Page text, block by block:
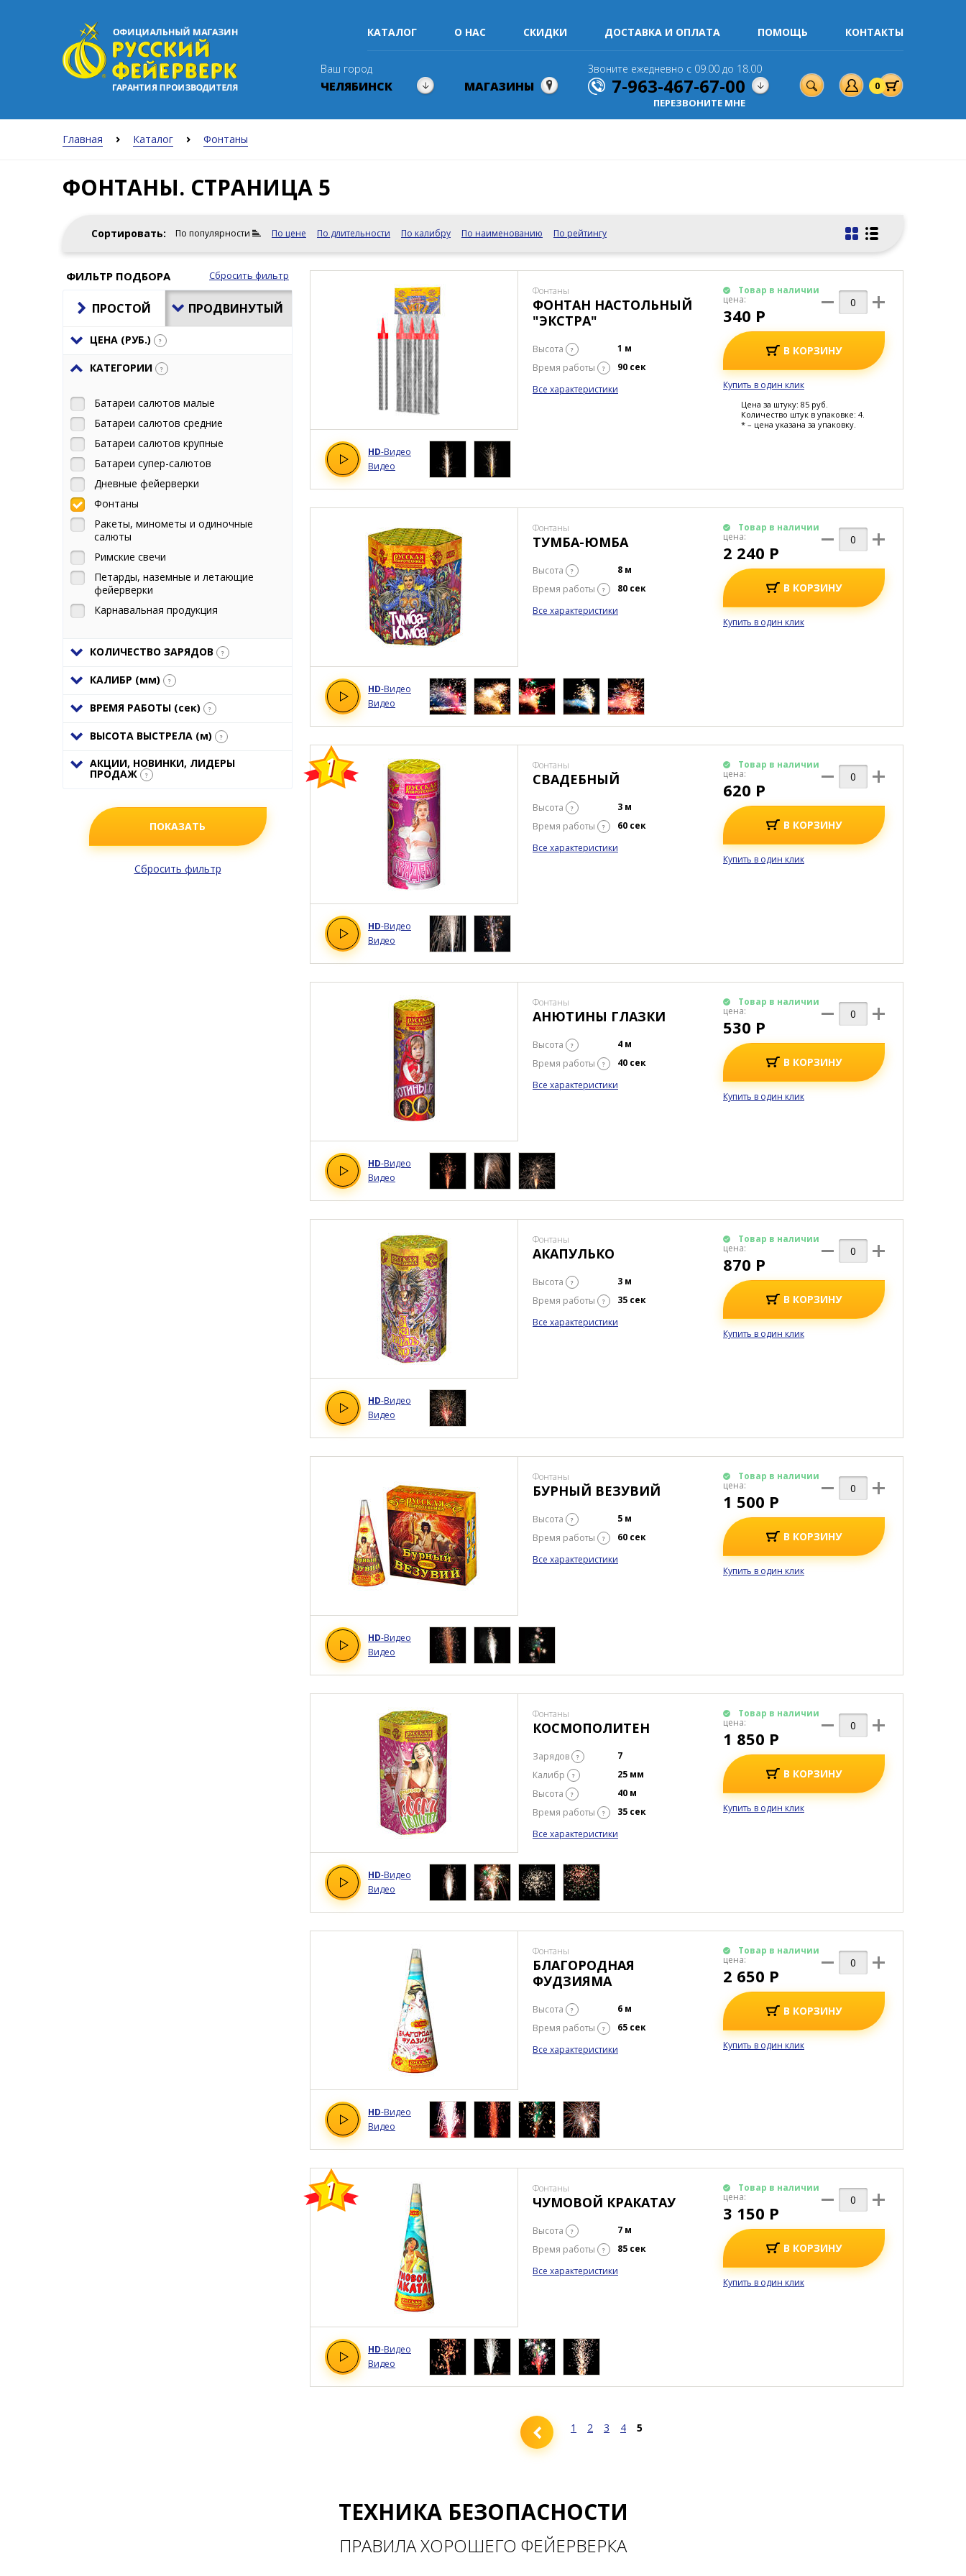
КАТАЛОГ О НАС СКИДКИ ДОСТАВКА И ОПЛАТА ПОМОЩЬ КОНТАКТЫ
Ваш город
ЧЕЛЯБИНСК МАГАЗИНЫ
Звоните ежедневно с 09.00 до 18.00
7-963-467-67-00
ПЕРЕЗВОНИТЕ МНЕ
0
Главная Каталог Фонтаны
ФОНТАНЫ. СТРАНИЦА 5
Сортировать: По популярности По цене По длительности По калибру По наименованию По рейтингу
ФИЛЬТР ПОДБОРА Сбросить фильтр
ПРОСТОЙ ПРОДВИНУТЫЙ
ЦЕНА (РУБ.) ?
КАТЕГОРИИ ?
Батареи салютов малые
Батареи салютов средние
Батареи салютов крупные
Батареи супер-салютов
Дневные фейерверки
Фонтаны
Ракеты, минометы и одиночные
салюты
Римские свечи
Петарды, наземные и летающие
фейерверки
Карнавальная продукция
КОЛИЧЕСТВО ЗАРЯДОВ ?
КАЛИБР (мм) ?
ВРЕМЯ РАБОТЫ (сек) ?
ВЫСОТА ВЫСТРЕЛА (м) ?
АКЦИИ, НОВИНКИ, ЛИДЕРЫ
ПРОДАЖ ?
ПОКАЗАТЬ
Сбросить фильтр
Фонтаны
ФОНТАН НАСТОЛЬНЫЙ
"ЭКСТРА"
Высота ?
1 м
Время работы
?
90 сек
Все характеристики
HD-Видео
Видео
Товар в наличии
цена:
340 Р
В КОРЗИНУ
Купить в один клик
Цена за штуку: 85 руб.
Количество штук в упаковке: 4.
* – цена указана за упаковку.
Фонтаны
ТУМБА-ЮМБА
Высота ?
8 м
Время работы
?
80 сек
Все характеристики
HD-Видео
Видео
Товар в наличии
цена:
2 240 Р
В КОРЗИНУ
Купить в один клик
Фонтаны
СВАДЕБНЫЙ
Высота ?
3 м
Время работы
?
60 сек
Все характеристики
HD-Видео
Видео
Товар в наличии
цена:
620 Р
В КОРЗИНУ
Купить в один клик
Фонтаны
АНЮТИНЫ ГЛАЗКИ
Высота ?
4 м
Время работы
?
40 сек
Все характеристики
HD-Видео
Видео
Товар в наличии
цена:
530 Р
В КОРЗИНУ
Купить в один клик
Фонтаны
АКАПУЛЬКО
Высота ?
3 м
Время работы
?
35 сек
Все характеристики
HD-Видео
Видео
Товар в наличии
цена:
870 Р
В КОРЗИНУ
Купить в один клик
Фонтаны
БУРНЫЙ ВЕЗУВИЙ
Высота ?
5 м
Время работы
?
60 сек
Все характеристики
HD-Видео
Видео
Товар в наличии
цена:
1 500 Р
В КОРЗИНУ
Купить в один клик
Фонтаны
КОСМОПОЛИТЕН
Зарядов ?
7
Калибр
?
25 мм
Высота
?
40 м
Время работы
?
35 сек
Все характеристики
HD-Видео
Видео
Товар в наличии
цена:
1 850 Р
В КОРЗИНУ
Купить в один клик
Фонтаны
БЛАГОРОДНАЯ
ФУДЗИЯМА
Высота ?
6 м
Время работы
?
65 сек
Все характеристики
HD-Видео
Видео
Товар в наличии
цена:
2 650 Р
В КОРЗИНУ
Купить в один клик
Фонтаны
ЧУМОВОЙ КРАКАТАУ
Высота ?
7 м
Время работы
?
85 сек
Все характеристики
HD-Видео
Видео
Товар в наличии
цена:
3 150 Р
В КОРЗИНУ
Купить в один клик
1 2 3 4 5
ТЕХНИКА БЕЗОПАСНОСТИ
ПРАВИЛА ХОРОШЕГО ФЕЙЕРВЕРКА